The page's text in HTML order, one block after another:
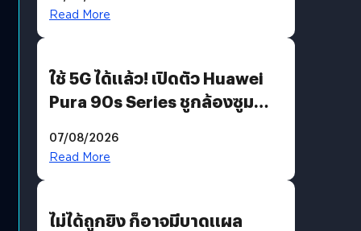
บริโภคและ B2B
Read More
ใช้ 5G ได้แล้ว! เปิดตัว Huawei
Pura 90s Series ชูกล้องซูม
07/08/2026
Read More
ไม่ได้ถูกยิง ก็อาจมีบาดแผล